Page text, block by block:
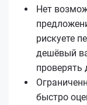
Нет
рискуете
дешёвый
проверять
быстро